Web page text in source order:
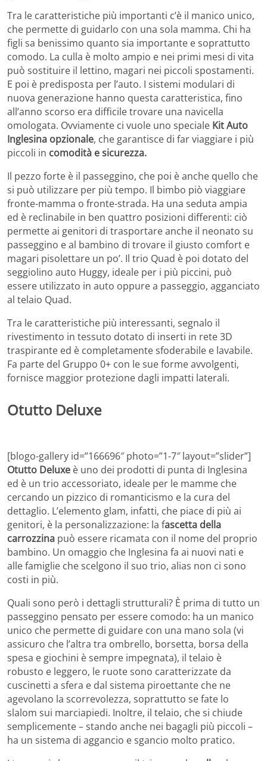
Tra le caratteristiche più importanti c’è il manico unico,
che permette di guidarlo con una sola mamma. Chi ha
figli sa benissimo quanto sia importante e soprattutto
comodo. La culla è molto ampio e nei primi mesi di vita
può sostituire il lettino, magari nei piccoli spostamenti.
E poi è predisposta per l’auto. I sistemi modulari di
nuova generazione hanno questa caratteristica, fino
all’anno scorso era difficile trovare una navicella
omologata. Ovviamente ci vuole uno speciale Kit Auto
Inglesina opzionale, che garantisce di far viaggiare i più
piccoli in comodità e sicurezza.
Il pezzo forte è il passeggino, che poi è anche quello che
si può utilizzare per più tempo. Il bimbo piò viaggiare
fronte-mamma o fronte-strada. Ha una seduta ampia
ed è reclinabile in ben quattro posizioni differenti: ciò
permette ai genitori di trasportare anche il neonato su
passeggino e al bambino di trovare il giusto comfort e
magari pisolettare un po’. Il trio Quad è poi dotato del
seggiolino auto Huggy, ideale per i più piccini, può
essere utilizzato in auto oppure a passeggio, agganciato
al telaio Quad.
Tra le caratteristiche più interessanti, segnalo il
rivestimento in tessuto dotato di inserti in rete 3D
traspirante ed è completamente sfoderabile e lavabile.
Fa parte del Gruppo 0+ con le sue forme avvolgenti,
fornisce maggior protezione dagli impatti laterali.
Otutto Deluxe
[blogo-gallery id=”166696″ photo=”1-7″ layout=”slider”]
Otutto Deluxe è uno dei prodotti di punta di Inglesina
ed è un trio accessoriato, ideale per le mamme che
cercando un pizzico di romanticismo e la cura del
dettaglio. L’elemento glam, infatti, che piace di più ai
genitori, è la personalizzazione: la fascetta della
carrozzina può essere ricamata con il nome del proprio
bambino. Un omaggio che Inglesina fa ai nuovi nati e
alle famiglie che scelgono il suo trio, alias non ci sono
costi in più.
Quali sono però i dettagli strutturali? È prima di tutto un
passeggino pensato per essere comodo: ha un manico
unico che permette di guidare con una mano sola (vi
assicuro che l’altra tra ombrello, borsetta, borsa della
spesa e giochini è sempre impegnata), il telaio è
robusto e leggero, le ruote sono caratterizzate da
cuscinetti a sfera e dal sistema piroettante che ne
agevolano la scorrevolezza, soprattutto se fate lo
slalom sui marciapiedi. Inoltre, il telaio, che si chiude
semplicemente – stando anche nei bagagli più piccoli –
ha un sistema di aggancio e sgancio molto pratico.